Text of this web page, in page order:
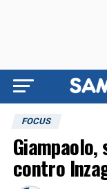
FOCUS
contro